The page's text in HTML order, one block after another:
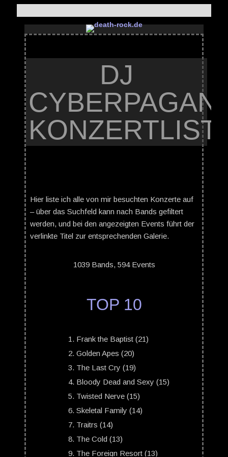
DJ
Hier liste ich alle von mir besuchten Konzerte auf
– über das Suchfeld kann nach Bands gefiltert
werden, und bei den angezeigten Events führt der
verlinkte Titel zur entsprechenden Galerie.
1039 Bands, 594 Events
TOP 10
Frank the Baptist (21)
Golden Apes (20)
The Last Cry (19)
Bloody Dead and Sexy (15)
Twisted Nerve (15)
Skeletal Family (14)
Traitrs (14)
The Cold (13)
The Foreign Resort (13)